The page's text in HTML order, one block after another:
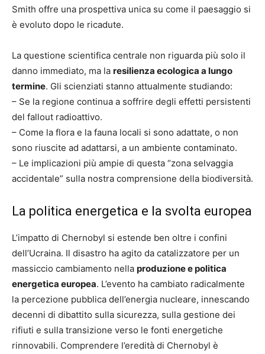
Smith offre una prospettiva unica su come il paesaggio si
è evoluto dopo le ricadute.
La questione scientifica centrale non riguarda più solo il
danno immediato, ma la resilienza ecologica a lungo
termine. Gli scienziati stanno attualmente studiando:
– Se la regione continua a soffrire degli effetti persistenti
del fallout radioattivo.
– Come la flora e la fauna locali si sono adattate, o non
sono riuscite ad adattarsi, a un ambiente contaminato.
– Le implicazioni più ampie di questa “zona selvaggia
accidentale” sulla nostra comprensione della biodiversità.
La politica energetica e la svolta europea
L’impatto di Chernobyl si estende ben oltre i confini
dell’Ucraina. Il disastro ha agito da catalizzatore per un
massiccio cambiamento nella produzione e politica
energetica europea. L’evento ha cambiato radicalmente
la percezione pubblica dell’energia nucleare, innescando
decenni di dibattito sulla sicurezza, sulla gestione dei
rifiuti e sulla transizione verso le fonti energetiche
rinnovabili. Comprendere l’eredità di Chernobyl è